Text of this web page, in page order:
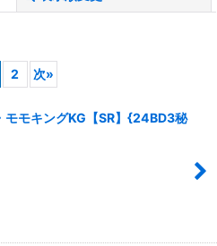
2 次»
モモキングKG【SR】{24BD3秘